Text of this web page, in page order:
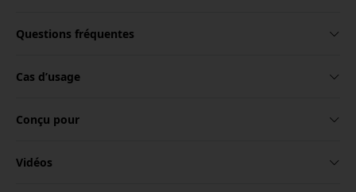
Questions fréquentes
Cas d’usage
Conçu pour
Vidéos